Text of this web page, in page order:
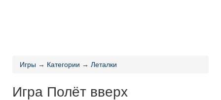
Игры → Категории → Леталки
Игра Полёт вверх